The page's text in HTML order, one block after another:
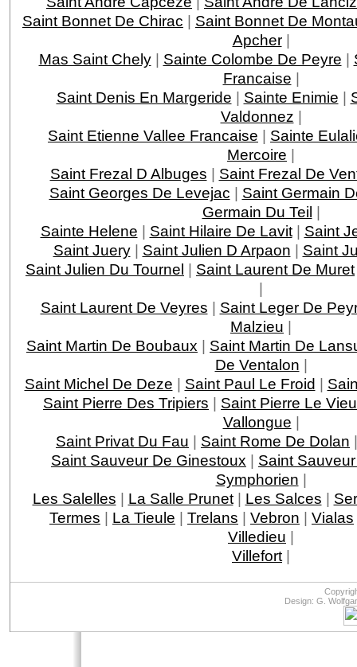
Saint Bonnet De Chirac | Saint Bonnet De
Apcher|
Mas Saint Chely| Sainte Colombe De Peyre |
Francaise |
Saint Denis En Margeride | Sainte Enimie |
Valdonnez |
Saint Etienne Vallee Francaise | Sainte
Mercoire |
Saint Frezal D Albuges | Saint Frezal De
Saint Georges De Levejac | Saint Germain
Germain Du Teil |
Sainte Helene | Saint Hilaire De Lavit| Saint
Saint Juery| Saint Julien D Arpaon | Saint
Saint Julien Du Tournel | Saint Laurent De Muret
|
Saint Laurent De Veyres | Saint Leger De
Malzieu |
Saint Martin De Boubaux | Saint Martin De
De Ventalon |
Saint Michel De Deze | Saint Paul Le Froid |
Saint Pierre Des Tripiers | Saint Pierre Le
Vallongue |
Saint Privat Du Fau | Saint Rome De Dolan
Saint Sauveur De Ginestoux | Saint
Symphorien |
Les Salelles | La Salle Prunet| Les Salces |
Termes | La Tieule | Trelans | Vebron | Vialas
Villedieu |
Villefort |
Design: G.